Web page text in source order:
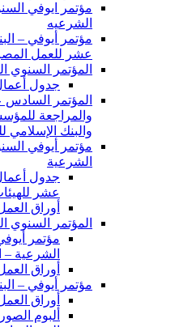
مؤتمر ايوفي
الشرعيه
مؤتمر أيوفي –
عشر للعمل
المؤتمر السنوي
جدول
المؤتمر السادس
والمراجعة
والبنك الإسلامي
مؤتمر أيوفي
الشرعية
جدول
عشر
أوراق
المؤتمر السنوي
مؤتمر
الشرعية –
أوراق
مؤتمر أيوفي –
أوراق
ألبوم الصور